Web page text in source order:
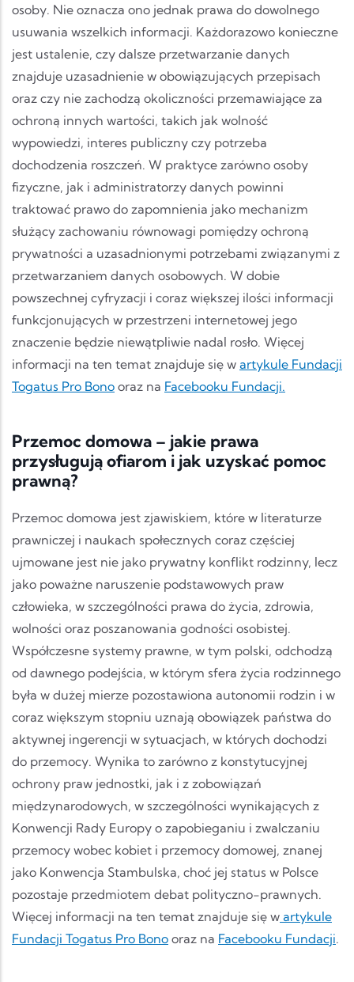
osoby. Nie oznacza ono jednak prawa do dowolnego
usuwania wszelkich informacji. Każdorazowo konieczne
jest ustalenie, czy dalsze przetwarzanie danych
znajduje uzasadnienie w obowiązujących przepisach
oraz czy nie zachodzą okoliczności przemawiające za
ochroną innych wartości, takich jak wolność
wypowiedzi, interes publiczny czy potrzeba
dochodzenia roszczeń. W praktyce zarówno osoby
fizyczne, jak i administratorzy danych powinni
traktować prawo do zapomnienia jako mechanizm
służący zachowaniu równowagi pomiędzy ochroną
prywatności a uzasadnionymi potrzebami związanymi z
przetwarzaniem danych osobowych. W dobie
powszechnej cyfryzacji i coraz większej ilości informacji
funkcjonujących w przestrzeni internetowej jego
znaczenie będzie niewątpliwie nadal rosło. Więcej
informacji na ten temat znajduje się w artykule Fundacji
Togatus Pro Bono oraz na Facebooku Fundacji.
Przemoc domowa – jakie prawa
przysługują ofiarom i jak uzyskać pomoc
prawną?
Przemoc domowa jest zjawiskiem, które w literaturze
prawniczej i naukach społecznych coraz częściej
ujmowane jest nie jako prywatny konflikt rodzinny, lecz
jako poważne naruszenie podstawowych praw
człowieka, w szczególności prawa do życia, zdrowia,
wolności oraz poszanowania godności osobistej.
Współczesne systemy prawne, w tym polski, odchodzą
od dawnego podejścia, w którym sfera życia rodzinnego
była w dużej mierze pozostawiona autonomii rodzin i w
coraz większym stopniu uznają obowiązek państwa do
aktywnej ingerencji w sytuacjach, w których dochodzi
do przemocy. Wynika to zarówno z konstytucyjnej
ochrony praw jednostki, jak i z zobowiązań
międzynarodowych, w szczególności wynikających z
Konwencji Rady Europy o zapobieganiu i zwalczaniu
przemocy wobec kobiet i przemocy domowej, znanej
jako Konwencja Stambulska, choć jej status w Polsce
pozostaje przedmiotem debat polityczno-prawnych.
Więcej informacji na ten temat znajduje się w artykule
Fundacji Togatus Pro Bono oraz na Facebooku Fundacji.